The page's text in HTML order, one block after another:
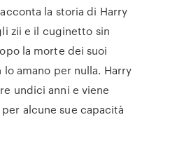
la storia di Harry
zii e il cuginetto sin
la morte dei suoi
amano per nulla. Harry
undici anni e viene
alcune sue capacità